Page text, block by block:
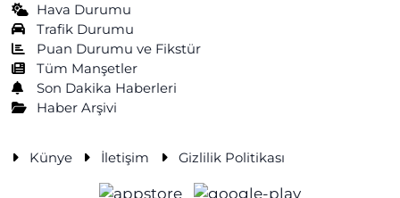
Hava Durumu
Trafik Durumu
Puan Durumu ve Fikstür
Tüm Manşetler
Son Dakika Haberleri
Haber Arşivi
Künye İletişim Gizlilik Politikası